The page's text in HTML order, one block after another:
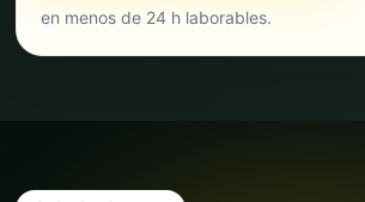
en menos de 24 h laborables.